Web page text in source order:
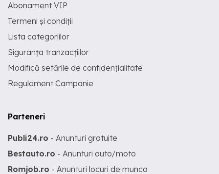
Abonament VIP
Termeni și condiții
Lista categoriilor
Siguranța tranzacțiilor
Modifică setările de confidențialitate
Regulament Campanie
Parteneri
Publi24.ro - Anunturi gratuite
Bestauto.ro - Anunturi auto/moto
Romjob.ro - Anunturi locuri de munca